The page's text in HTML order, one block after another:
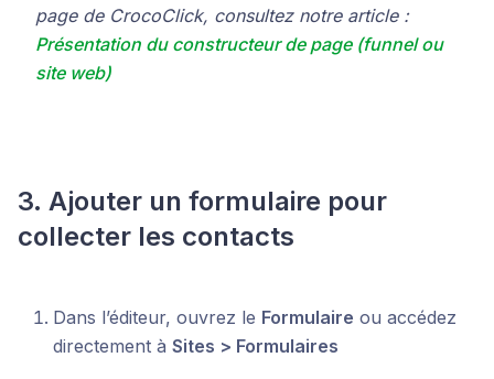
page de CrocoClick, consultez notre article :
Présentation du constructeur de page (funnel ou
site web)
3. Ajouter un formulaire pour
collecter les contacts
Dans l’éditeur, ouvrez le Formulaire ou accédez
directement à Sites > Formulaires